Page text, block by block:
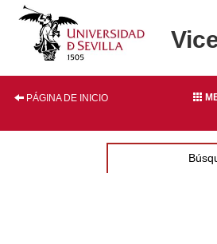
PÁGINA DE INICIO